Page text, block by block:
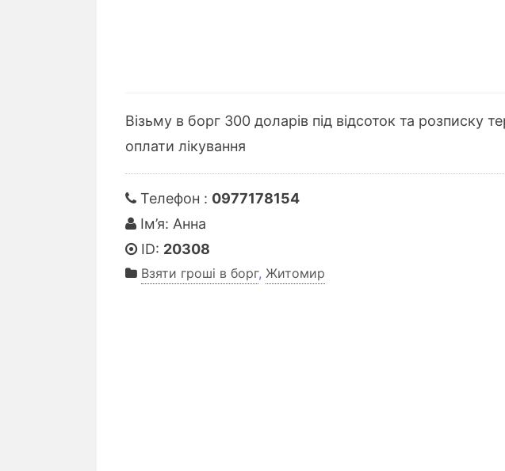
Візьму в борг 300 доларів під відсоток та розписку
оплати лікування
Телефон : 0977178154
Ім’я: Анна
ID: 20308
Взяти гроші в борг, Житомир